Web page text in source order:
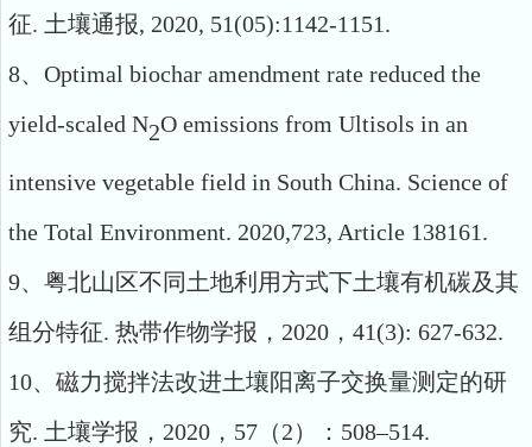
征. 土壤通报, 2020, 51(05):1142-1151.
8、 Optimal biochar amendment rate reduced the
yield-scaled N2O emissions from Ultisols in an
intensive vegetable field in South China. Science of
the Total Environment. 2020,723, Article 138161.
9、粤北山区不同土地利用方式下土壤有机碳及其
组分特征. 热带作物学报， 2020 ， 41(3): 627-632.
10、磁力搅拌法改进土壤阳离子交换量测定的研
究. 土壤学报， 2020 ， 57 （2）： 508–514.